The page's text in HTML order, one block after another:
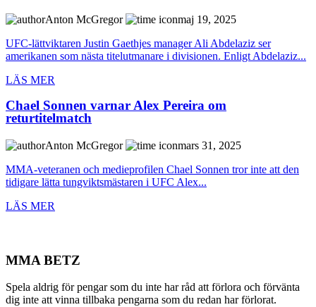
Anton McGregor
maj 19, 2025
UFC-lättviktaren Justin Gaethjes manager Ali Abdelaziz ser
amerikanen som nästa titelutmanare i divisionen. Enligt Abdelaziz...
LÄS MER
Chael Sonnen varnar Alex Pereira om
returtitelmatch
Anton McGregor
mars 31, 2025
MMA-veteranen och medieprofilen Chael Sonnen tror inte att den
tidigare lätta tungviktsmästaren i UFC Alex...
LÄS MER
MMA BETZ
Spela aldrig för pengar som du inte har råd att förlora och förvänta
dig inte att vinna tillbaka pengarna som du redan har förlorat.